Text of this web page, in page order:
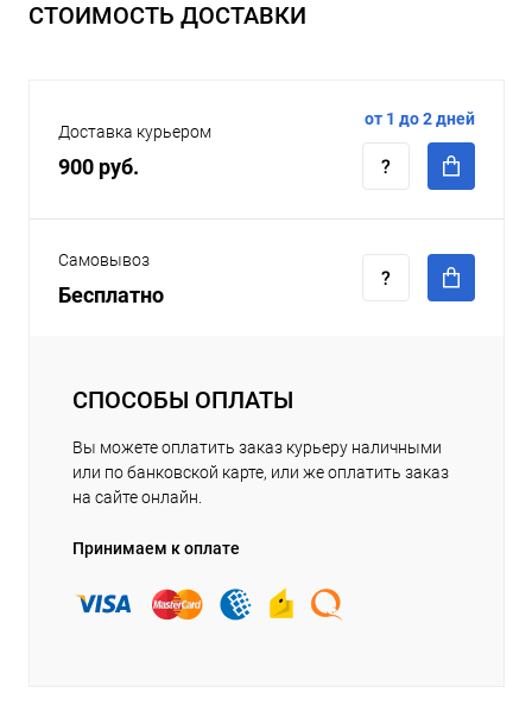
СТОИМОСТЬ ДОСТАВКИ
Доставка курьером
900 руб.
от 1 до 2 дней
Самовывоз
Бесплатно
СПОСОБЫ ОПЛАТЫ
Вы можете оплатить заказ курьеру наличными
или по банковской карте, или же оплатить заказ
на сайте онлайн.
Принимаем к оплате